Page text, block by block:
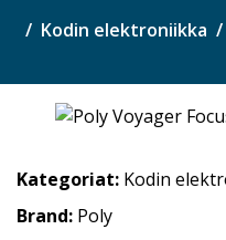
Kodin elektroniikka
Kategoriat: Kodin
Brand: Poly